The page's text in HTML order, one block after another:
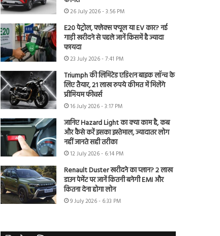
26 July 2026 - 3:56 PM
E20 पेट्रोल, फ्लेक्स फ्यूल या EV कार? नई
गाड़ी खरीदने से पहले जानें किसमें है ज्यादा
फायदा
23 July 2026 - 7:41 PM
Triumph की लिमिटेड एडिशन बाइक लॉन्च के
लिए तैयार, 21 लाख रुपये कीमत में मिलेंगे
प्रीमियम फीचर्स
16 July 2026 - 3:17 PM
जानिए Hazard Light का क्या काम है, कब
और कैसे करें इसका इस्तेमाल, ज्यादातर लोग
नहीं जानते सही तरीका
12 July 2026 - 6:14 PM
Renault Duster खरीदने का प्लान? 2 लाख
डाउन पेमेंट पर जानें कितनी बनेगी EMI और
कितना देना होगा लोन
9 July 2026 - 6:33 PM